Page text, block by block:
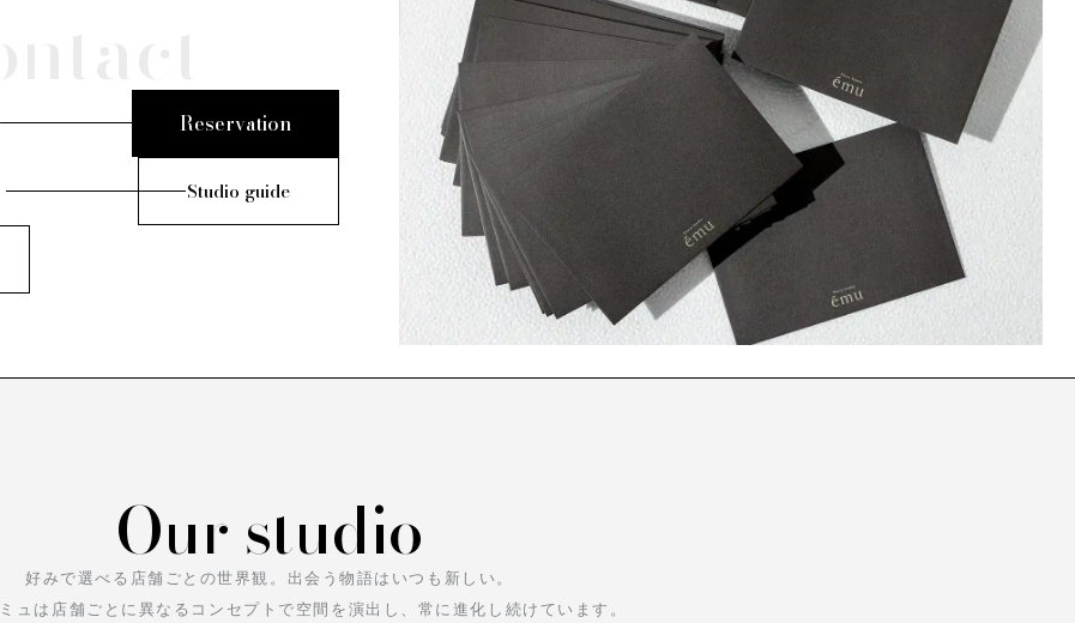
Reservation
Studio guide
Our studio
好みで選べる店舗ごとの世界観。 出会う物語はいつも新しい。
ュは店舗ごとに異なるコンセプトで空間を演出し、常に進化し続けています。